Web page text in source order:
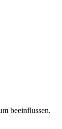
beeinflussen.